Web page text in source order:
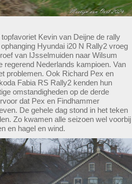
Kevin van Deijne de rally
Hyundai i20 N Rally2 vroeg
van IJsselmuiden naar Wilsum
regerend Nederlands kampioen. Van
problemen. Ook Richard Pex en
Fabia RS Rally2 kenden hun
omstandigheden op de derde
dat Pex en Findhammer
De gehele dag stond in het teken
Zo kwamen alle seizoen wel voorbij
en hagel en wind.